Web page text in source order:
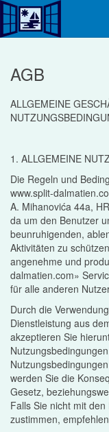
AGB
ALLGEMEINE
1. ALLGEMEINE
Die Regeln und
www.split-
A. Mihanovića 44a,
da um den Benutzer
beunruhigenden,
Aktivitäten zu
angenehme und
dalmatien.com»
für alle anderen
Durch die
Dienstleistung aus
akzeptieren Sie
werden Sie die
Gesetz,
Falls Sie nicht mit
zustimmen,